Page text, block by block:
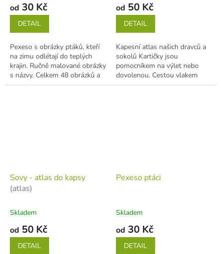
od 30 Kč
DETAIL
Pexeso s obrázky ptáků, kteří
na zimu odlétají do teplých
krajin. Ručně malované obrázky
s názvy. Celkem 48 obrázků a
24 dvojic. Kartičky mají...
od 50 Kč
DETAIL
Kapesní atlas našich dravců a
sokolů Kartičky jsou
pomocníkem na výlet nebo
dovolenou. Cestou vlakem
nebo autem děti seznámi s
Sovy - atlas do kapsy
(atlas)
Skladem
od 50 Kč
DETAIL
Pexeso ptáci
Skladem
od 30 Kč
DETAIL